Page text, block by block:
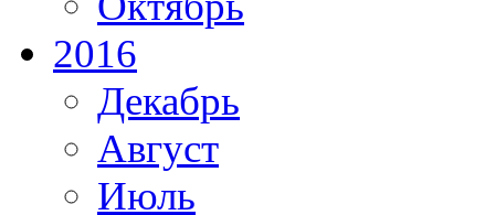
2016
Декабрь
Август
Июль